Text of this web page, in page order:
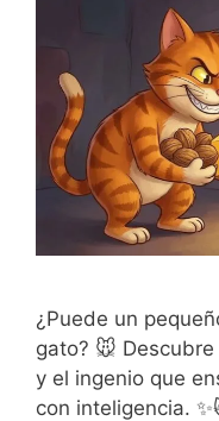
¿Puede un
gato? 🐭
y el ingenio que
con inteligencia.